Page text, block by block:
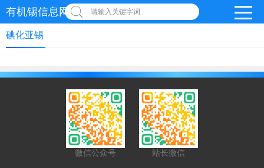
有机锡信息网 请输入关键字词
碘化亚锡
微信公众号 站长微信